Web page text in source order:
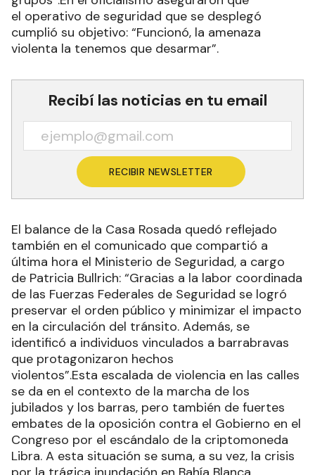
el operativo de seguridad que se desplegó
cumplió su objetivo: “Funcionó, la amenaza
violenta la tenemos que desarmar”.
Recibí las noticias en tu email
RECIBIR NEWSLETTER
El balance de la Casa Rosada quedó reflejado
también en el comunicado que compartió a
última hora el Ministerio de Seguridad, a cargo
de Patricia Bullrich: “Gracias a la labor coordinada
de las Fuerzas Federales de Seguridad se logró
preservar el orden público y minimizar el impacto
en la circulación del tránsito. Además, se
identificó a individuos vinculados a barrabravas
que protagonizaron hechos
violentos”.Esta escalada de violencia en las calles
se da en el contexto de la marcha de los
jubilados y los barras, pero también de fuertes
embates de la oposición contra el Gobierno en el
Congreso por el escándalo de la criptomoneda
Libra. A esta situación se suma, a su vez, la crisis